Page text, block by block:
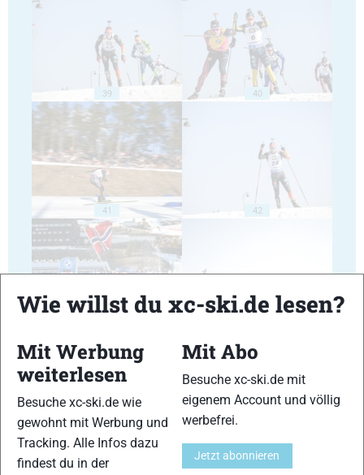
39 40
41 42
45 46
Wie willst du xc-ski.de lesen?
Mit Werbung
weiterlesen
Besuche xc-ski.de wie
gewohnt mit Werbung und
Tracking. Alle Infos dazu
findest du in der
Mit Abo
Besuche xc-ski.de mit
eigenem Account und völlig
werbefrei.
Jetzt abonnieren